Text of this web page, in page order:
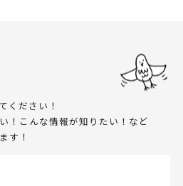
ください！
！こんな情報が知りたい！など
す！